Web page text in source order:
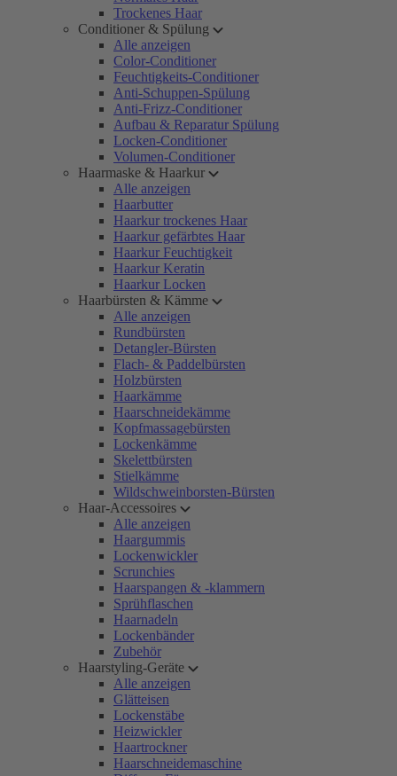
Trockenes Haar
Conditioner & Spülung
Alle anzeigen
Color-Conditioner
Feuchtigkeits-Conditioner
Anti-Schuppen-Spülung
Anti-Frizz-Conditioner
Aufbau & Reparatur Spülung
Locken-Conditioner
Volumen-Conditioner
Haarmaske & Haarkur
Alle anzeigen
Haarbutter
Haarkur trockenes Haar
Haarkur gefärbtes Haar
Haarkur Feuchtigkeit
Haarkur Keratin
Haarkur Locken
Haarbürsten & Kämme
Alle anzeigen
Rundbürsten
Detangler-Bürsten
Flach- & Paddelbürsten
Holzbürsten
Haarkämme
Haarschneidekämme
Kopfmassagebürsten
Lockenkämme
Skelettbürsten
Stielkämme
Wildschweinborsten-Bürsten
Haar-Accessoires
Alle anzeigen
Haargummis
Lockenwickler
Scrunchies
Haarspangen & -klammern
Sprühflaschen
Haarnadeln
Lockenbänder
Zubehör
Haarstyling-Geräte
Alle anzeigen
Glätteisen
Lockenstäbe
Heizwickler
Haartrockner
Haarschneidemaschine